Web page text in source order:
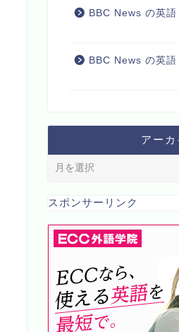
BBC News の英
BBC News の英
アーカ
スポンサーリンク